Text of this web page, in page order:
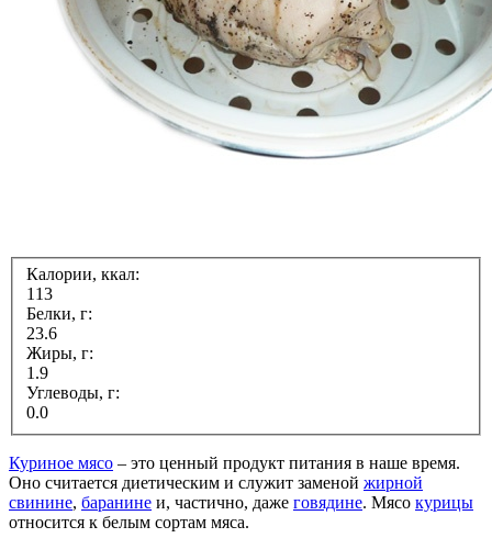
Калории, ккал:
113
Белки, г:
23.6
Жиры, г:
1.9
Углеводы, г:
0.0
Куриное мясо – это ценный продукт питания в наше время.
Оно считается диетическим и служит заменой жирной
свинине, баранине и, частично, даже говядине. Мясо курицы
относится к белым сортам мяса.